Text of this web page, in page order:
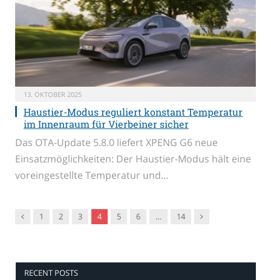
13. OKTOBER 2025
Haustier-Modus reguliert konstant Temperatur
im Innenraum für Vierbeiner sicher
Das OTA-Update 5.8.0 liefert XPENG G6 neue
Einsatzmöglichkeiten: Der Haustier-Modus hält eine
voreingestellte Temperatur und…
Vorgänger
1 2 3 4 5 6 … 14 Nachfolger
RECENT POSTS